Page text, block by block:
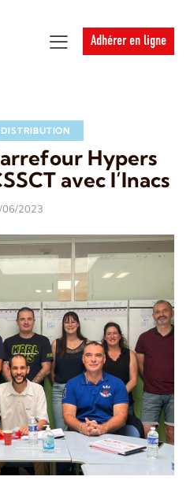
Adhérer en ligne
Hypers
avec l’Inacs
2023